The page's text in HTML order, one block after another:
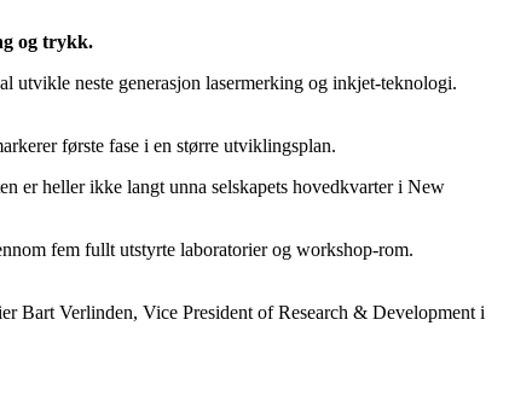
og trykk.
utvikle neste generasjon lasermerking og inkjet-teknologi.
første fase i en større utviklingsplan.
er heller ikke langt unna selskapets hovedkvarter i New
fem fullt utstyrte laboratorier og workshop-rom.
Bart Verlinden, Vice President of Research & Development i